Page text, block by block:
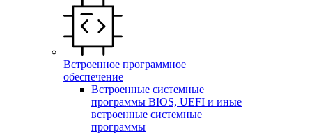
Встроенное программное
обеспечение
Встроенные системные
программы BIOS, UEFI и иные
встроенные системные
программы